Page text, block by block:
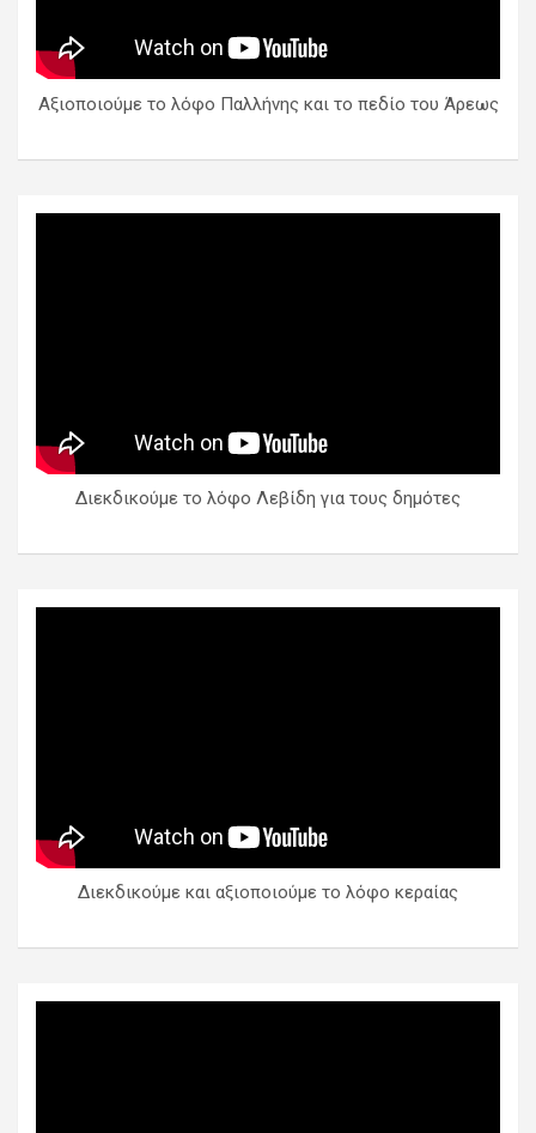
Αξιοποιούμε το λόφο Παλλήνης και το πεδίο του Άρεως
Διεκδικούμε το λόφο Λεβίδη για τους δημότες
Διεκδικούμε και αξιοποιούμε το λόφο κεραίας